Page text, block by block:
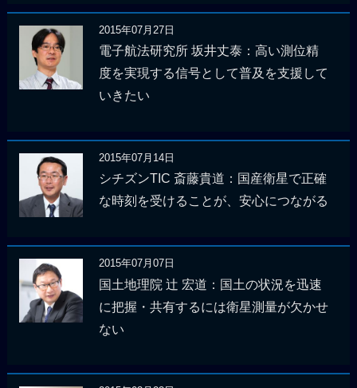
2015年07月27日
電子航法研究所 坂井丈泰：高い測位精
度を実現する信号として普及を支援して
いきたい
2015年07月14日
シチズンTIC 斎藤貴道：国産衛星で正確
な時刻を受けることが、安心につながる
2015年07月07日
国土地理院 辻 宏道：国土の状況を迅速
に把握・共有するには衛星測量が欠かせ
ない